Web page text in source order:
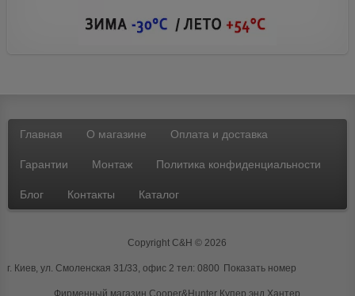
Главная О магазине Оплата и доставка
Гарантии Монтаж Политика конфиденциальности
Блог Контакты Каталог
Copyright C&H © 2026
г. Киев, ул. Смоленская 31/33, офис 2 тел: 0800 Показать номер